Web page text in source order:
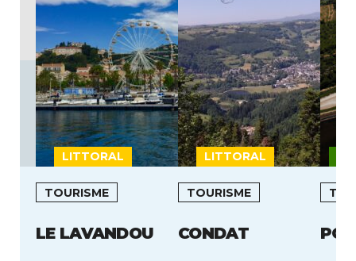
LITTORAL LITTORAL
TOURISME
LE LAVANDOU
TOURISME
CONDAT